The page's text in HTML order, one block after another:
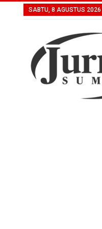
SABTU, 8 AGUSTUS 2026